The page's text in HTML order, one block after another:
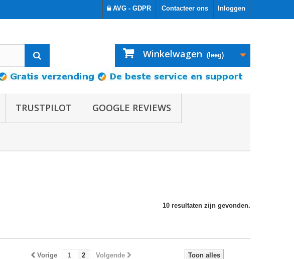
Inloggen
Contacteer ons
AVG - GDPR
Winkelwagen (leeg)
TRUSTPILOT GOOGLE REVIEWS
10 resultaten zijn gevonden.
Toon alles
Vorige 1 2 Volgende